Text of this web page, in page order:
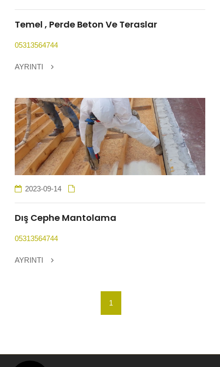
Temel , Perde Beton Ve Teraslar
05313564744
AYRINTI
2023-09-14
Dış Cephe Mantolama
05313564744
AYRINTI
1